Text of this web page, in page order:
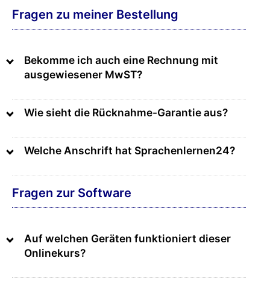
Fragen zu meiner Bestellung
Bekomme ich auch eine Rechnung mit
ausgewiesener MwST?
Wie sieht die Rücknahme-Garantie aus?
Welche Anschrift hat Sprachenlernen24?
Fragen zur Software
Auf welchen Geräten funktioniert dieser
Onlinekurs?